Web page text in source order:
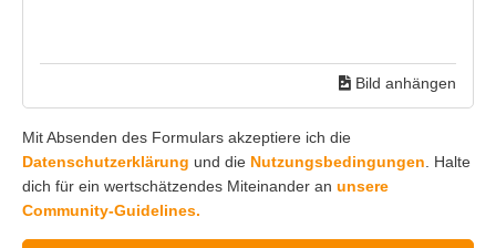
Bild anhängen
Mit Absenden des Formulars akzeptiere ich die
Datenschutzerklärung und die Nutzungsbedingungen . Halte
dich für ein wertschätzendes Miteinander an unsere
Community-Guidelines.